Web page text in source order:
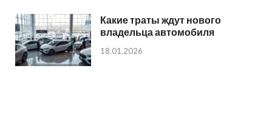
Какие траты ждут нового
владельца автомобиля
18.01.2026